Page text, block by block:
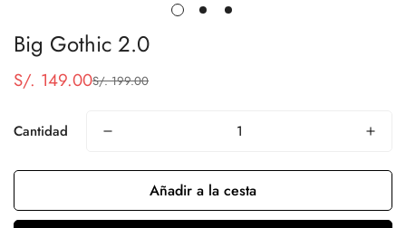
Big Gothic 2.0
Precio
venta
S/. 149.00
Precio
S/. 199.00
Cantidad
Añadir a la cesta